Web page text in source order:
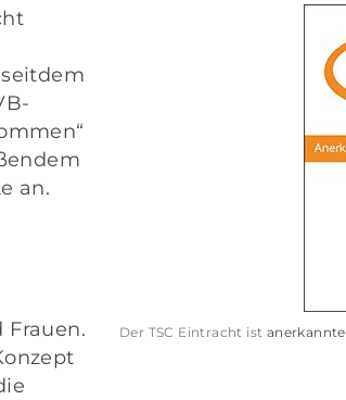
an.
Der TSC Eintracht ist